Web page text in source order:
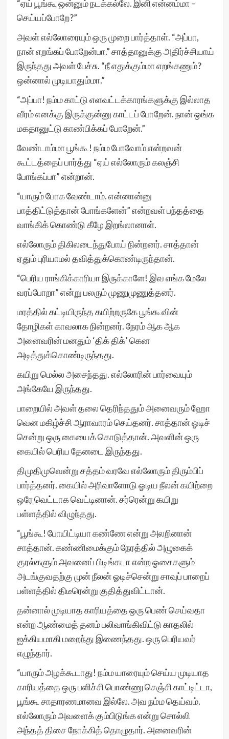
“ஏய் பூங்கூ ஒன்னும் நடக்கல்லே. இனி என்னம்மா –
செய்யப்போறே?”
அவள் எல்லோரையும் ஒரு முறை பார்த்தாள். “அப்பா,
நான் எறங்கப் போறேன்பா.” சாத்தானுக்கு அதிர்ச்சியாய்
இருந்தது அவள் பேச்சு. “நீ எதுக்கும்மா எறங்கணும்?
ஒன்னால் முடியாதும்மா.”
“அப்பா! நம்ம காட்டு எளவட்டக்காரங்களுக்கு இல்லாத
வீரம் எனக்கு இருக்குன்னு காட்டப் போறேன். நான் ஒங்க
மகதானுட்டு காண்பிக்கப் போறேன்.”
வேண்டாம்மா பூங்கூ! நம்ம போவோம் என்றவன்
கூட்டத்தைப் பார்த்து “ஏய் எல்லோரும் கலஞ்சி
போங்கப்பா” என்றான்.
“யாரும் போக வேண்டாம். என்னான்னு
பாத்திட்டுத்தான் போங்களேன்” என்றவள் பந்தத்தை
வாங்கிக் கொண்டு கீழே இறங்லானாள்.
எல்லோரும் திகிலடைந்துபோய் நின்றனர். சாத்தான்
ஏதும் புரியாமல் தவித்துக்கொண்டிருந்தான்.
“பெரிய ராங்கிக்காரியா இருக்காளே! இவ எங்க மேலே
வரப்போறா” என்று பலரும் முணுமுணுத்தனர்.
மரத்தில் கட்டியிருந்த கயிற்றருகே பூங்கூவின்
தோழிகள் காவலாக நின்றனர். நேரம் ஆக ஆக
அனைவரின் மனதும் ‘திக் திக்’ கென
அடித்துக்கொண்டிருந்தது.
கயிறு மெல்ல அசைந்தது. எல்லோரின் பார்வையும்
அங்கேயே இருந்தது.
பாறையில் அவள் தலை தெரிந்ததும் அனைவரும் ஹோ
வென மகிழ்ச்சி ஆராவாரம் செய்தனர். சாத்தான் ஓடிச்
சென்று ஒரு கையைக் கொடுத்தான். அவளின் ஒரு
கையில் பெரிய தேனடை இருந்தது.
திமுதிமுவென்று சத்தம் வரவே எல்லோரும் திரும்பிப்
பார்த்தனர். கையில் அரிவாளோடு ஓடிய நீலன் கயிற்றை
ஒரே வெட்டாக வெட்டினான். சர்ரென்று கயிறு
பள்ளத்தில் விழுந்தது.
“பூங்கூ! போயிட்டியா கண்ணே என்று அலறினான்
சாத்தான். கண்ணிமைக்கும் நேரத்தில் அழுகைக்
குரல்களும் அவனைப் பிடிங்கடா என்ற ஓசைகளும்
அடங்குவதற்கு முன் நீலன் ஓடிச்சென்று சாவுப் பாறைப்
பள்ளத்தில் திடீரென்று குதித்துவிட்டான்.
தன்னால் முடியாத காரியத்தை ஒரு பெண் செய்வதா
என்ற ஆண்மைத் தனம் பலிவாங்கிவிட்டு காதலில்
ஐக்கியமாகி மறைந்து இணைந்தது. ஒரு பெரியவர்
எழுந்தார்.
“யாரும் அழக்கூடாது! நம்ம யாரையும் செய்ய முடியாத
காரியத்தை ஒரு பளிச்சி பொண்ணு செஞ்சி காட்டிட்டா,
பூங்கூ சாதாரணமானவ இல்லே. அவ நம்ம தெய்வம்.
எல்லோரும் அவளைக் கும்பிடுங்க என்று சொல்லி
அந்தத் திசை நோக்கித் தொழுதார். அனைவரின்